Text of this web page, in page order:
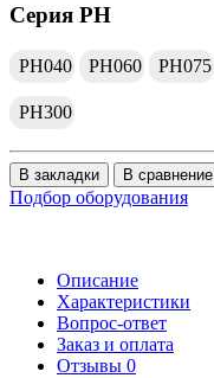
Серия PH
PH040 PH060 PH075
PH300
В закладки В сравнение
Подбор оборудования
Описание
Характеристики
Вопрос-ответ
Заказ и оплата
Отзывы 0